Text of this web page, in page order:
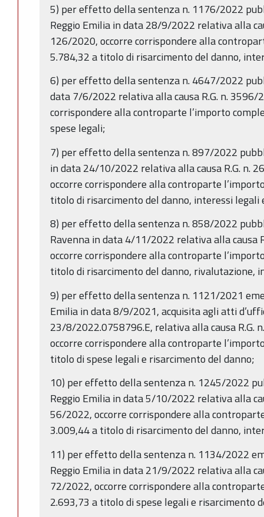
5) per effetto della sentenza n. 1176/2022
Reggio Emilia in data 28/9/2022 relativa alla
126/2020, occorre corrispondere alla
5.784,32 a titolo di risarcimento del danno,
6) per effetto della sentenza n. 4647/2022
data 7/6/2022 relativa alla causa R.G. n. 3596/
corrispondere alla controparte l’importo
spese legali;
7) per effetto della sentenza n. 897/2022
in data 24/10/2022 relativa alla causa R.G. n.
occorre corrispondere alla controparte
titolo di risarcimento del danno, interessi legali
8) per effetto della sentenza n. 858/2022
Ravenna in data 4/11/2022 relativa alla causa
occorre corrispondere alla controparte
titolo di risarcimento del danno, rivalutazione,
9) per effetto della sentenza n. 1121/2021
Emilia in data 8/9/2021, acquisita agli atti
23/8/2022.0758796.E, relativa alla causa R.G.
occorre corrispondere alla controparte
titolo di spese legali e risarcimento del danno;
10) per effetto della sentenza n. 1245/2022
Reggio Emilia in data 5/10/2022 relativa alla
56/2022, occorre corrispondere alla
3.009,44 a titolo di risarcimento del danno,
11) per effetto della sentenza n. 1134/2022
Reggio Emilia in data 21/9/2022 relativa alla
72/2022, occorre corrispondere alla
2.693,73 a titolo di spese legali e risarcimento